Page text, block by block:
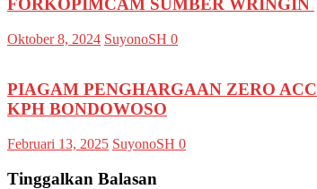
FORKOPIMCAM SUMBER WRINGIN
Oktober 8, 2024 SuyonoSH 0
PIAGAM PENGHARGAAN ZERO
KPH BONDOWOSO
Februari 13, 2025 SuyonoSH 0
Tinggalkan Balasan